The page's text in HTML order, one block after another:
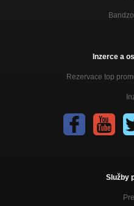
Inzerce a
Rezervace top
Služby